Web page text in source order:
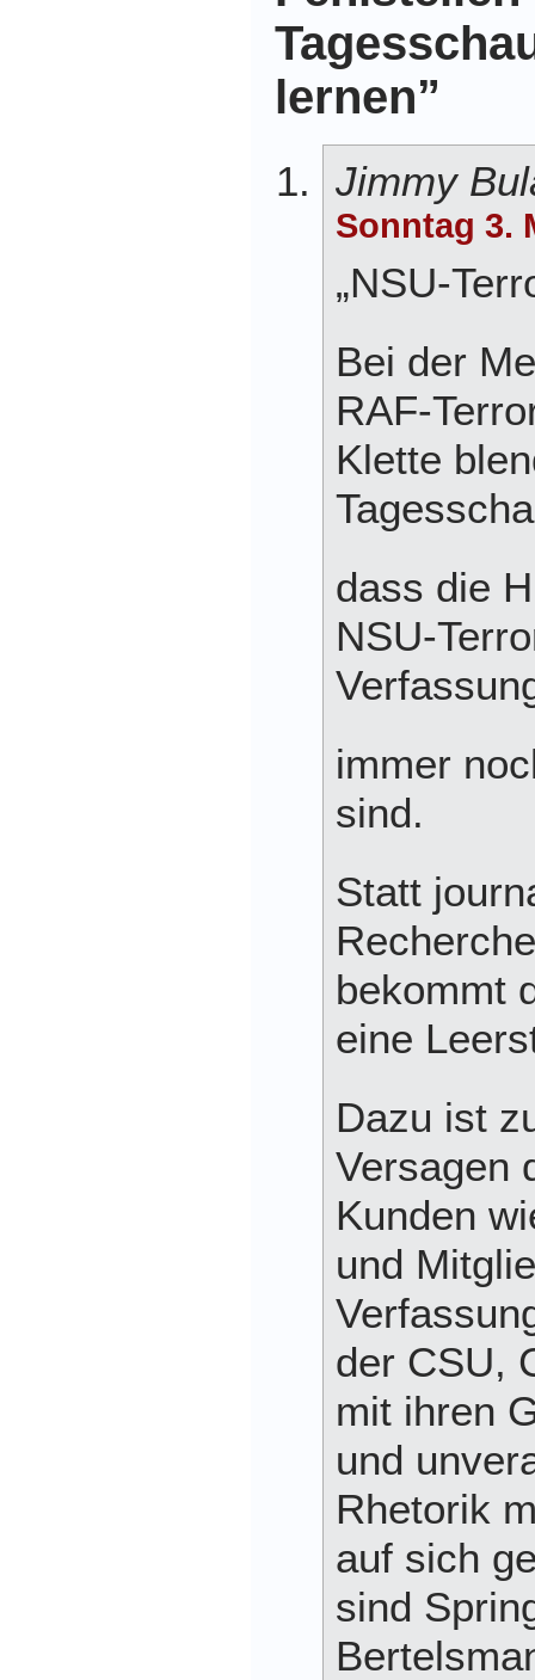
lernen”
Jimmy
Sonntag 3.
„NSU-
Bei der
RAF-
Klette
dass die
NSU-
immer
sind.
Statt
bekommt
eine
Dazu ist
Versagen
Kunden
und
der CSU,
mit ihren
und
Rhetorik
auf sich
sind